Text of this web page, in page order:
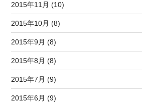
2015年11月 (10)
2015年10月 (8)
2015年9月 (8)
2015年8月 (8)
2015年7月 (9)
2015年6月 (9)